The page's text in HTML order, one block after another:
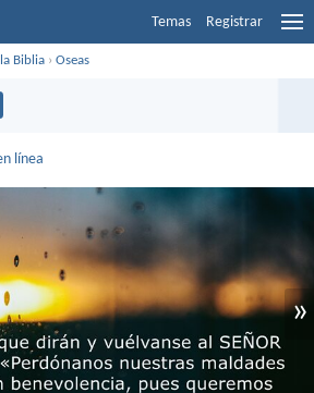
Temas Registrar
Biblia ›Oseas
línea
»